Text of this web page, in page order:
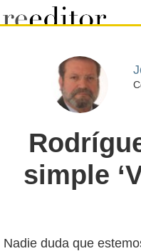
simple
Nadie duda que